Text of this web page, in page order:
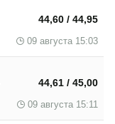
44,60 / 44,95
09 августа 15:03
44,61 / 45,00
09 августа 15:11